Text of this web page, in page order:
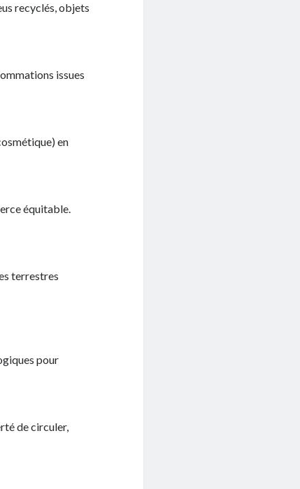
recyclés, objets
issues
en
équitable.
terrestres
pour
de circuler,